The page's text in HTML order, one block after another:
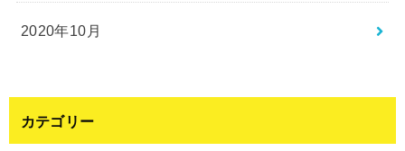
2020年10月
カテゴリー